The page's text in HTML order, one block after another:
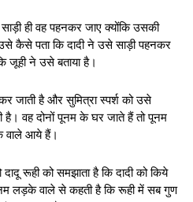
ही वह पहनकर जाए क्योंकि उसकी
कैसे पता कि दादी ने उसे साड़ी पहनकर
जूही ने उसे बताया है।
जाती है और सुमित्रा स्पर्श को उसे
वह दोनों पूनम के घर जाते हैं तो पूनम
वाले आये हैं।
रूही को समझाता है कि दादी को किये
लड़के वाले से कहती है कि रूही में सब गुण